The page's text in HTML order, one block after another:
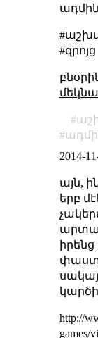
#զրոյց
2014-
այն,
երբ
http://
games/